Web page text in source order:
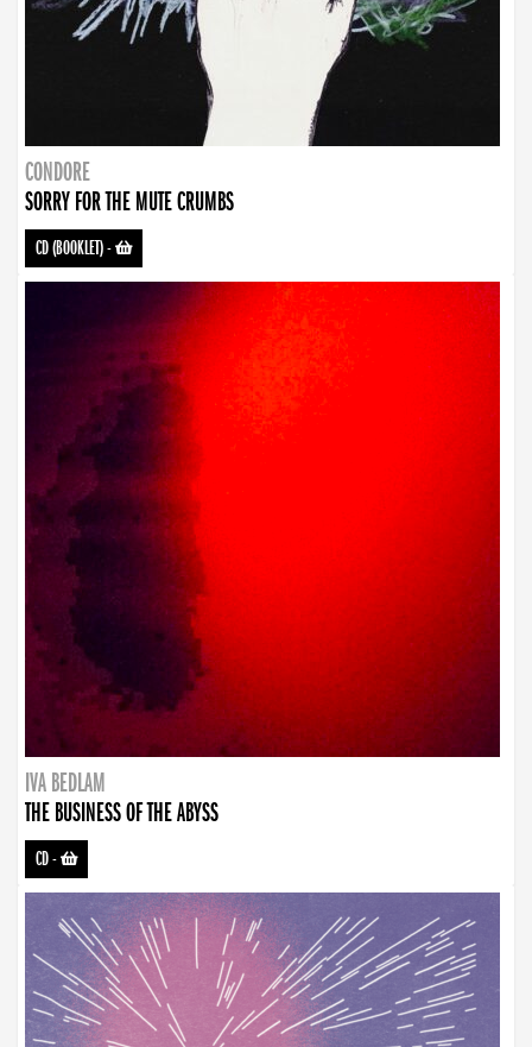
CONDORE
SORRY FOR THE MUTE CRUMBS
CD (BOOKLET)-
IVA BEDLAM
THE BUSINESS OF THE ABYSS
CD-